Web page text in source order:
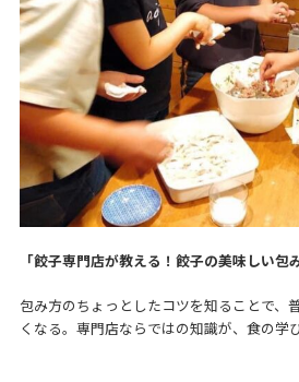
「餃子専門店が教える！餃子の美味しい包
包み方のちょっとしたコツを知ることで、
くなる。専門店ならではの知識が、食の学